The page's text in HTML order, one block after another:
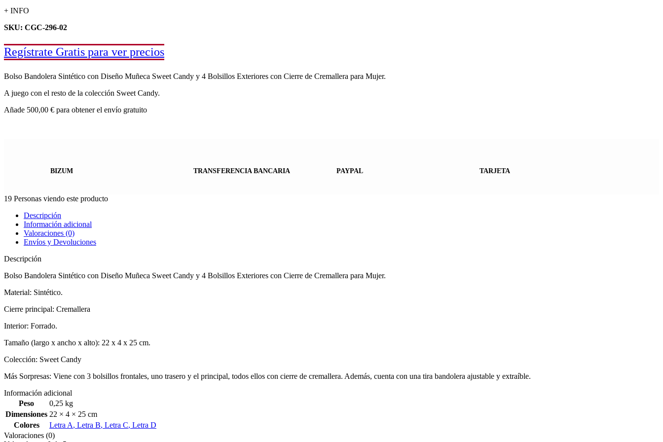
+ INFO
SKU: CGC-296-02
Regístrate Gratis para ver precios
Bolso Bandolera Sintético con Diseño Muñeca Sweet Candy y 4 Bolsillos Exteriores con Cierre de Cremallera para Mujer.
A juego con el resto de la colección Sweet Candy.
Añade 500,00 € para obtener el envío gratuito
BIZUM TRANSFERENCIA BANCARIA PAYPAL TARJETA
19 Personas viendo este producto
Descripción
Información adicional
Valoraciones (0)
Envíos y Devoluciones
Descripción
Bolso Bandolera Sintético con Diseño Muñeca Sweet Candy y 4 Bolsillos Exteriores con Cierre de Cremallera para Mujer.
Material: Sintético.
Cierre principal: Cremallera
Interior: Forrado.
Tamaño (largo x ancho x alto): 22 x 4 x 25 cm.
Colección: Sweet Candy
Más Sorpresas: Viene con 3 bolsillos frontales, uno trasero y el principal, todos ellos con cierre de cremallera. Además, cuenta con una tira bandolera ajustable y extraíble.
Información adicional
Peso
0,25 kg
Dimensiones 22 × 4 × 25 cm
Colores
Letra A, Letra B, Letra C, Letra D
Valoraciones (0)